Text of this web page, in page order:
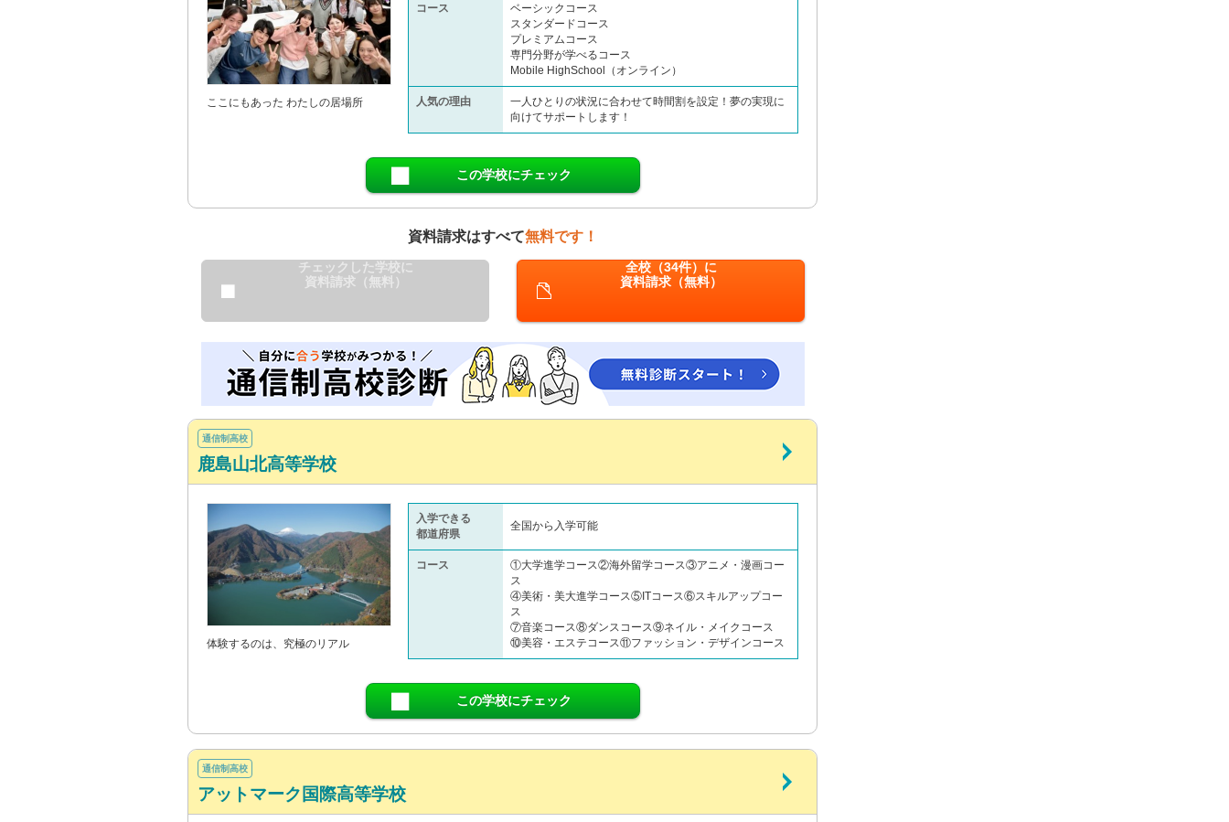
ここにもあった わたしの居場所
コース
ベーシックコース
スタンダードコース
プレミアムコース
専門分野が学べるコース
Mobile HighSchool（オンライン）
人気の理由
一人ひとりの状況に合わせて時間割を設定！夢の実現に
向けてサポートします！
この学校にチェック
資料請求はすべて無料です！
チェックした学校に
資料請求（無料）
全校（34件）に
資料請求（無料）
通信制高校
鹿島山北高等学校
体験するのは、究極のリアル
入学できる
都道府県
全国から入学可能
コース
①大学進学コース②海外留学コース③アニメ・漫画コー
ス
④美術・美大進学コース⑤ITコース⑥スキルアップコー
ス
⑦音楽コース⑧ダンスコース⑨ネイル・メイクコース
⑩美容・エステコース⑪ファッション・デザインコース
この学校にチェック
通信制高校
アットマーク国際高等学校